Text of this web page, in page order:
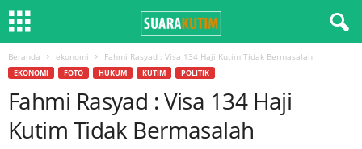
Beranda ekonomi Fahmi Rasyad : Visa 134 Haji Kutim Tidak Bermasalah
EKONOMI FOTO HUKUM KUTIM POLITIK
Fahmi Rasyad : Visa 134 Haji
Kutim Tidak Bermasalah